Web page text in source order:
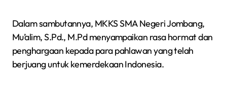
Dalam sambutannya, MKKS SMA Negeri Jombang,
Mu’alim, S.Pd., M.Pd menyampaikan rasa hormat dan
penghargaan kepada para pahlawan yang telah
berjuang untuk kemerdekaan Indonesia.